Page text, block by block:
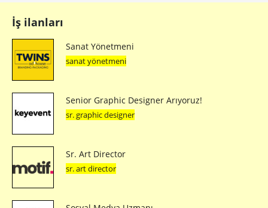
İş ilanları
Sanat Yönetmeni
sanat yönetmeni
Senior Graphic Designer Arıyoruz!
sr. graphic designer
Sr. Art Director
sr. art director